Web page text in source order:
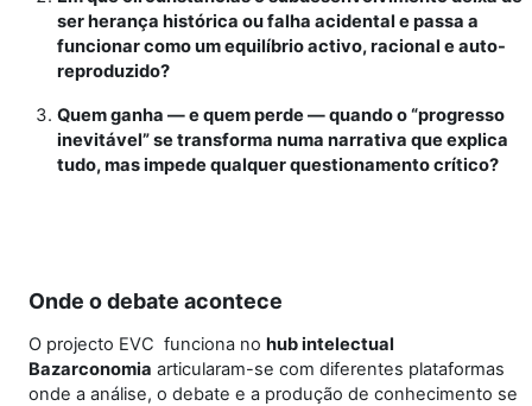
ser herança histórica ou falha acidental e passa a
funcionar como um equilíbrio activo, racional e auto-
reproduzido?
Quem ganha — e quem perde — quando o “progresso
inevitável” se transforma numa narrativa que explica
tudo, mas impede qualquer questionamento crítico?
Onde o debate acontece
O projecto EVC funciona no hub intelectual
Bazarconomia articularam-se com diferentes plataformas
onde a análise, o debate e a produção de conhecimento se